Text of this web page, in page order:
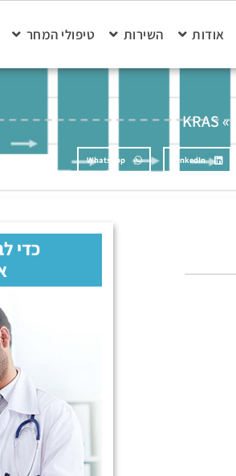
אודות השירות טיפולי המחר
»
KRAS
LinkedIn
WhatsApp
כדי